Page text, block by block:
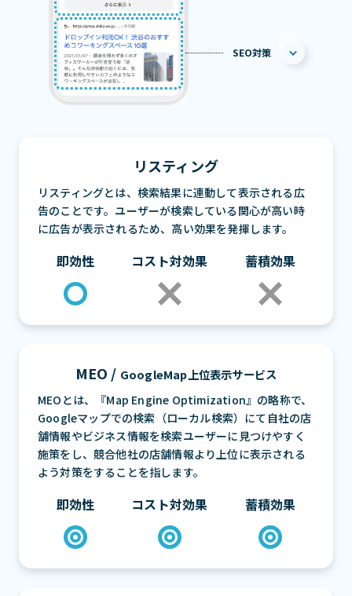
SEO対策
リスティング
リスティングとは、検索結果に連動して表示される広
告のことです。ユーザーが検索している関心が高い時
に広告が表示されるため、高い効果を発揮します。
即効性 コスト対効果 蓄積効果
MEO / GoogleMap上位表示サービス
MEOとは、『Map Engine Optimization』の略称で、
Googleマップでの検索（ローカル検索）にて自社の店
舗情報やビジネス情報を検索ユーザーに見つけやすく
施策をし、競合他社の店舗情報より上位に表示される
よう対策をすることを指します。
即効性 コスト対効果 蓄積効果